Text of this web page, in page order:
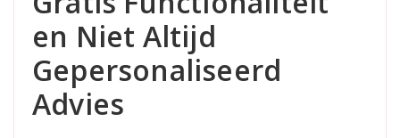
en Niet Altijd
Gepersonaliseerd
Advies